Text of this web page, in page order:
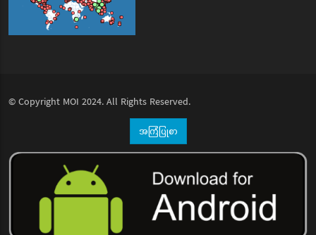
© Copyright MOI 2024. All Rights Reserved.
အကြံပြုစာ